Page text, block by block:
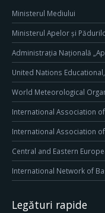
Ministerul Mediului
Ministerul Apelor și
Administrația Națională
United Nations
World Meteorological
International Association
International Association
Central and Eastern
International Network of
Legături rapide